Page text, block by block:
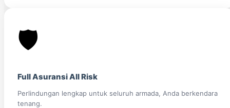
🛡️
Full Asuransi All Risk
Perlindungan lengkap untuk seluruh armada, Anda berkendara
tenang.